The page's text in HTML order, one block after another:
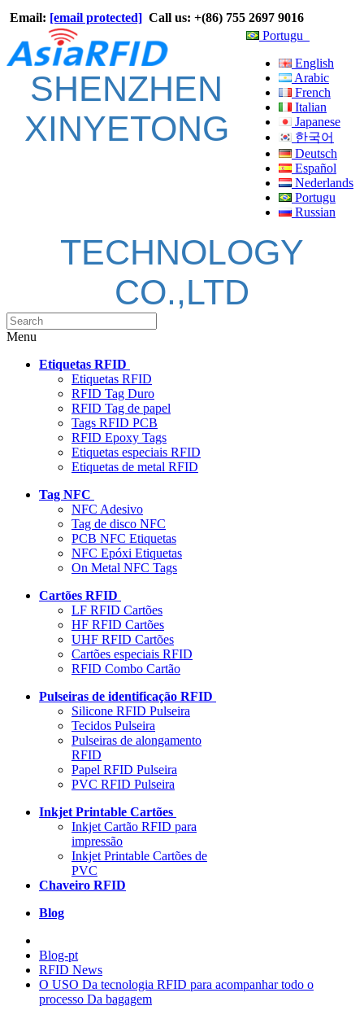
Email: [email protected] Call us: +(86) 755 2697 9016
Portugu
English
Arabic
French
Italian
Japanese
한국어
Deutsch
Español
Nederlands
Portugu
Russian
SHENZHEN
XINYETONG
TECHNOLOGY
CO.,LTD
Menu
Etiquetas RFID
Etiquetas RFID
RFID Tag Duro
RFID Tag de papel
Tags RFID PCB
RFID Epoxy Tags
Etiquetas especiais RFID
Etiquetas de metal RFID
Tag NFC
NFC Adesivo
Tag de disco NFC
PCB NFC Etiquetas
NFC Epóxi Etiquetas
On Metal NFC Tags
Cartões RFID
LF RFID Cartões
HF RFID Cartões
UHF RFID Cartões
Cartões especiais RFID
RFID Combo Cartão
Pulseiras de identificação RFID
Silicone RFID Pulseira
Tecidos Pulseira
Pulseiras de alongamento
RFID
Papel RFID Pulseira
PVC RFID Pulseira
Inkjet Printable Cartões
Inkjet Cartão RFID para
impressão
Inkjet Printable Cartões de
PVC
Chaveiro RFID
Blog
Blog-pt
RFID News
O USO Da tecnologia RFID para acompanhar todo o
processo Da bagagem